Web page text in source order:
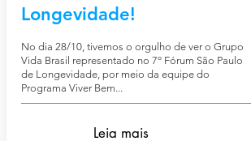
Longevidade!
No dia 28/10, tivemos o orgulho de ver o Grupo
Vida Brasil representado no 7º Fórum São Paulo
de Longevidade, por meio da equipe do
Programa Viver Bem...
Leia mais